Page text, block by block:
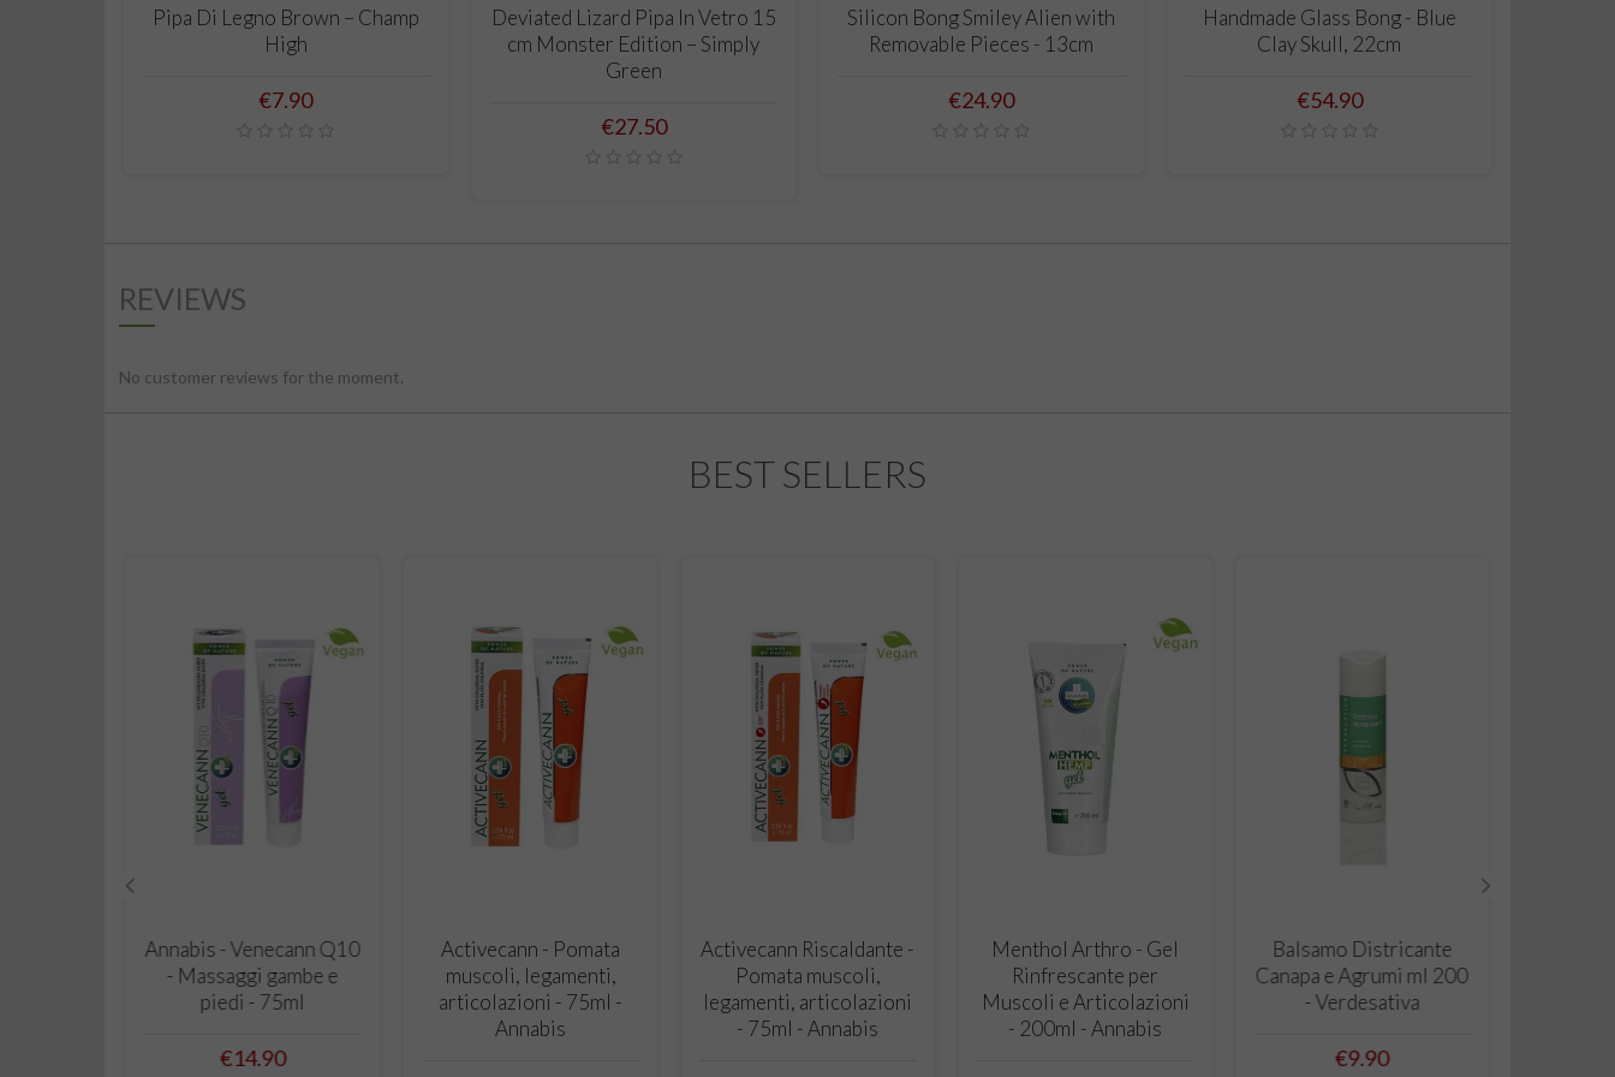
ADD TO CART
Pipa Di Legno Brown – Champ
High
Price
€7.90
ADD TO CART
Deviated Lizard Pipa In Vetro 15
cm Monster Edition – Simply
Green
Price
€27.50
ADD TO CART
Silicon Bong Smiley Alien with
Removable Pieces - 13cm
Price
€24.90
ADD TO CART
Handmade Glass Bong - Blue
Clay Skull, 22cm
Price
€54.90
REVIEWS
No customer reviews for the moment.
BEST SELLERS
ADD TO CART
Annabis - Venecann Q10
- Massaggi gambe e
piedi - 75ml
Price
€14.90
ADD TO CART
Activecann - Pomata
muscoli, legamenti,
articolazioni - 75ml -
Annabis
ADD TO CART
Activecann Riscaldante -
Pomata muscoli,
legamenti, articolazioni
- 75ml - Annabis
ADD TO CART
Menthol Arthro - Gel
Rinfrescante per
Muscoli e Articolazioni
- 200ml - Annabis
ADD TO CART
Balsamo Districante
Canapa e Agrumi ml 200
- Verdesativa
Price
€9.90